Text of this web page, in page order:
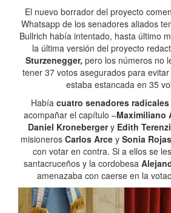
El nuevo borrador del proyecto
Whatsapp de los senadores aliados
Bullrich había intentado, hasta último
la última versión del proyecto
Sturzenegger, pero los números no
tener 37 votos asegurados para
estaba estancada en 35
Habíacuatro senadores radicales
acompañar el capítulo –Maximiliano
Daniel Kronebergery Edith Terenzi
misioneros Carlos Arce y Sonia
con votar en contra. Si a ellos se
santacruceños y la cordobesa
amenazaba con caerse en la